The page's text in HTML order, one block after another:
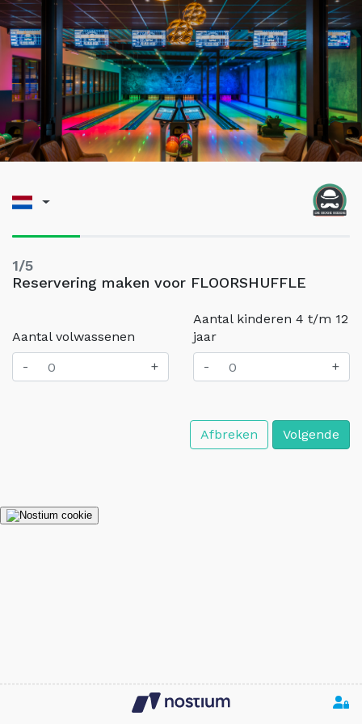
1/5
Reservering maken voor FLOORSHUFFLE
Aantal volwassenen
-
+
Aantal kinderen 4 t/m 12
jaar
-
+
Afbreken Volgende